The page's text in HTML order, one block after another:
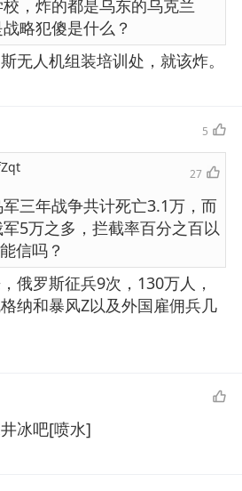
，炸的都是乌东的乌克兰
略犯傻是什么？
无人机组装培训处，就该炸。
5
27
三年战争共计死亡3.1万，而
5万之多，拦截率百分之百以
信吗？
俄罗斯征兵9次，130万人，
纳和暴风Z以及外国雇佣兵几
冰吧[喷水]